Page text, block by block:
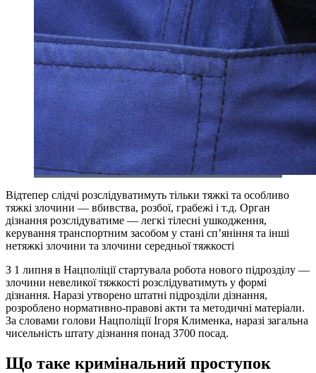
Відтепер слідчі розслідуватимуть тільки тяжкі та особливо
тяжкі злочини — вбивства, розбої, грабежі і т.д. Орган
дізнання розслідуватиме — легкі тілесні ушкодження,
керування транспортним засобом у стані сп’яніння та інші
нетяжкі злочини та злочини середньої тяжкості
З 1 липня в Нацполіції стартувала робота нового підрозділу —
злочини невеликої тяжкості розслідуватимуть у формі
дізнання. Наразі утворено штатні підрозділи дізнання,
розроблено нормативно-правові акти та методичні матеріали.
За словами голови Нацполіції Ігоря Клименка, наразі загальна
чисельність штату дізнання понад 3700 посад.
Що таке кримінальний проступок